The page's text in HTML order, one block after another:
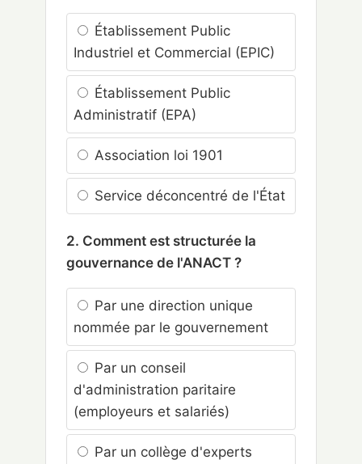
Établissement Public
Industriel et Commercial (EPIC)
Établissement Public
Administratif (EPA)
Association loi 1901
Service déconcentré de l'État
2. Comment est structurée la
gouvernance de l'ANACT ?
Par une direction unique
nommée par le gouvernement
Par un conseil
d'administration paritaire
(employeurs et salariés)
Par un collège d'experts